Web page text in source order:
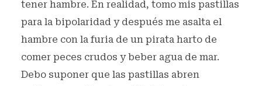
tener hambre. En realidad, tomo mis pastillas
para la bipolaridad y después me asalta el
hambre con la furia de un pirata harto de
comer peces crudos y beber agua de mar.
Debo suponer que las pastillas abren